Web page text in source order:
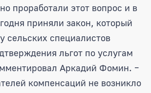
проработали этот вопрос и в
приняли закон, который
сельских специалистов
льгот по услугам
Аркадий Фомин. –
компенсаций не возникло